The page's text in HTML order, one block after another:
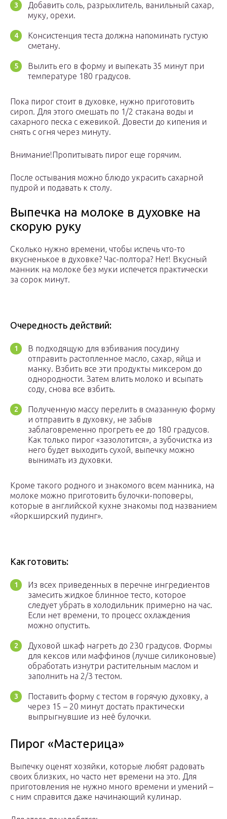
Добавить соль, разрыхлитель, ванильный сахар,
муку, орехи.
Консистенция теста должна напоминать густую
сметану.
Вылить его в форму и выпекать 35 минут при
температуре 180 градусов.
Пока пирог стоит в духовке, нужно приготовить
сироп. Для этого смешать по 1/2 стакана воды и
сахарного песка с ежевикой. Довести до кипения и
снять с огня через минуту.
Внимание!Пропитывать пирог еще горячим.
После остывания можно блюдо украсить сахарной
пудрой и подавать к столу.
Выпечка на молоке в духовке на
скорую руку
Сколько нужно времени, чтобы испечь что-то
вкусненькое в духовке? Час-полтора? Нет! Вкусный
манник на молоке без муки испечется практически
за сорок минут.
Очередность действий:
В подходящую для взбивания посудину
отправить растопленное масло, сахар, яйца и
манку. Взбить все эти продукты миксером до
однородности. Затем влить молоко и всыпать
соду, снова все взбить.
Полученную массу перелить в смазанную форму
и отправить в духовку, не забыв
заблаговременно прогреть ее до 180 градусов.
Как только пирог «зазолотится», а зубочистка из
него будет выходить сухой, выпечку можно
вынимать из духовки.
Кроме такого родного и знакомого всем манника, на
молоке можно приготовить булочки-поповеры,
которые в английской кухне знакомы под названием
«йоркширский пудинг».
Как готовить:
Из всех приведенных в перечне ингредиентов
замесить жидкое блинное тесто, которое
следует убрать в холодильник примерно на час.
Если нет времени, то процесс охлаждения
можно опустить.
Духовой шкаф нагреть до 230 градусов. Формы
для кексов или маффинов (лучше силиконовые)
обработать изнутри растительным маслом и
заполнить на 2/3 тестом.
Поставить форму с тестом в горячую духовку, а
через 15 – 20 минут достать практически
выпрыгнувшие из неё булочки.
Пирог «Мастерица»
Выпечку оценят хозяйки, которые любят радовать
своих близких, но часто нет времени на это. Для
приготовления не нужно много времени и умений –
с ним справится даже начинающий кулинар.